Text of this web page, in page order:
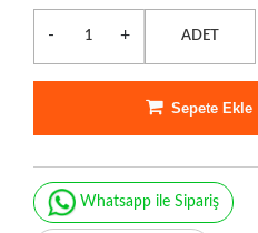
- + ADET
Sepete Ekle
Whatsapp ile Sipariş